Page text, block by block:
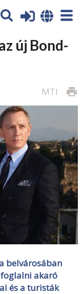
új Bond-
print
MTI
belvárosában
akaró
és a turisták